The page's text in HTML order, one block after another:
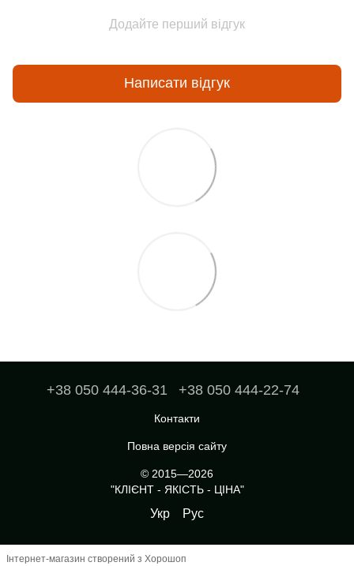
Додайте перший відгук
Написати відгук
+38 050 444-36-31 +38 050 444-22-74
Контакти
Повна версія сайту
© 2015—2026
"КЛІЄНТ - ЯКІСТЬ - ЦІНА"
Укр Рус
Інтернет-магазин створений з Хорошоп